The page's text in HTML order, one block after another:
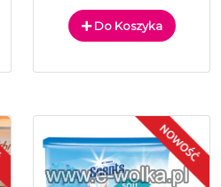
Do Koszyka